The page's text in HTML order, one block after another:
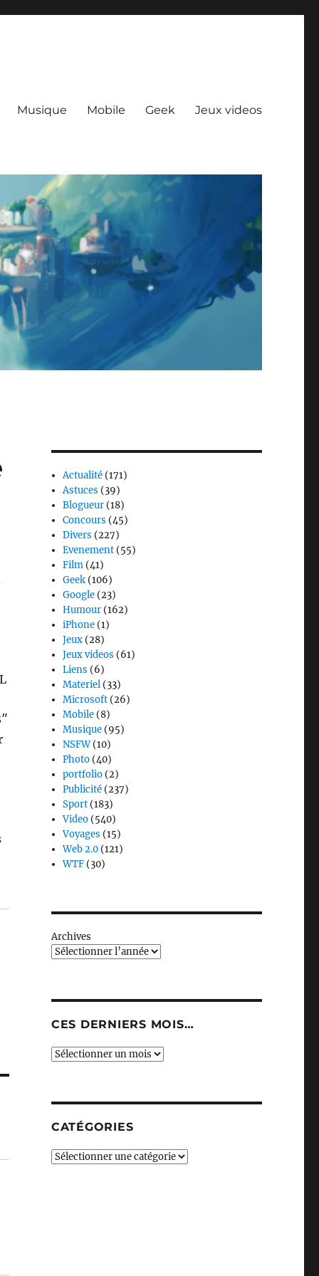
Musique Mobile Geek Jeux videos
Actualité (171)
Astuces (39)
Blogueur (18)
Concours (45)
Divers (227)
Evenement (55)
Film (41)
Geek (106)
Google (23)
Humour (162)
iPhone (1)
Jeux (28)
Jeux videos (61)
Liens (6)
Materiel (33)
Microsoft (26)
Mobile (8)
Musique (95)
NSFW(10)
Photo (40)
portfolio (2)
Publicité (237)
Sport (183)
Video (540)
Voyages (15)
Web 2.0 (121)
WTF (30)
Archives
CES DERNIERS MOIS…
Ces
CATÉGORIES
Catégories